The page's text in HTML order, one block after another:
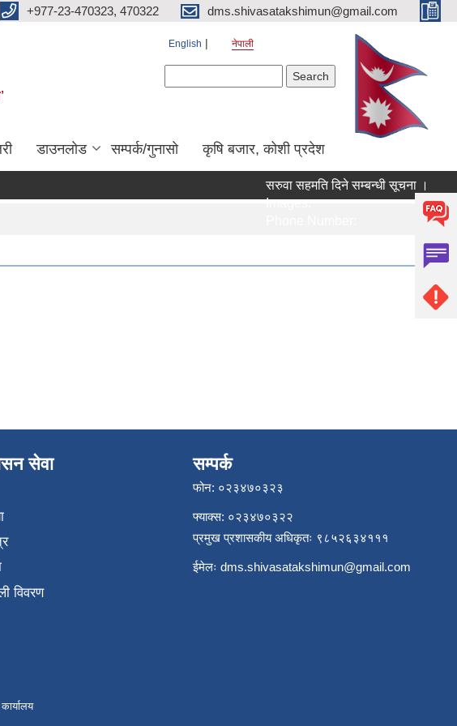
+977-23-470323, 470322 dms.shivasatakshimun@gmail.com
English नेपाली
डाउनलाेड सम्पर्क/गुनासाे कृषि बजार, कोशी प्रदेश
सरुवा सहमति दिने सम्बन्धी सूचना ।
Images:
सेवा
विवरण
सम्पर्क
फोन: ०२३४७०३२३
फ्याक्स: ०२३४७०३२२
प्रमुख प्रशासकीय अधिकृतः ९८५२६३४१११
ईमेलः dms.shivasatakshimun@gmail.com